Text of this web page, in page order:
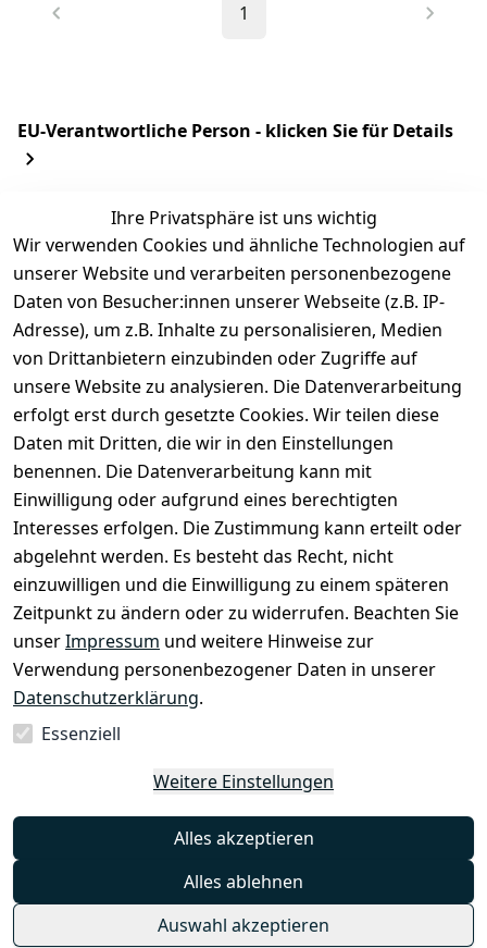
1
EU-Verantwortliche Person - klicken Sie für Details
Ihre Privatsphäre ist uns wichtig
Wir verwenden Cookies und ähnliche Technologien auf
unserer Website und verarbeiten personenbezogene
Daten von Besucher:innen unserer Webseite (z.B. IP-
Adresse), um z.B. Inhalte zu personalisieren, Medien
von Drittanbietern einzubinden oder Zugriffe auf
unsere Website zu analysieren. Die Datenverarbeitung
erfolgt erst durch gesetzte Cookies. Wir teilen diese
Daten mit Dritten, die wir in den Einstellungen
benennen. Die Datenverarbeitung kann mit
Einwilligung oder aufgrund eines berechtigten
Interesses erfolgen. Die Zustimmung kann erteilt oder
abgelehnt werden. Es besteht das Recht, nicht
einzuwilligen und die Einwilligung zu einem späteren
Zeitpunkt zu ändern oder zu widerrufen. Beachten Sie
unserImpressum und weitere Hinweise zur
Verwendung personenbezogener Daten in unserer
Datenschutzerklärung.
Essenziell
Weitere Einstellungen
Alles akzeptieren
Alles ablehnen
Auswahl akzeptieren
Rechtliches
AGB
Impressum
Datenschutz
erklärung
Barrierefrei
heitserkläru
ng
Widerrufsre
cht
Kontakt
Kontakt
Registrieren
© PlentyONE GmbH 2025